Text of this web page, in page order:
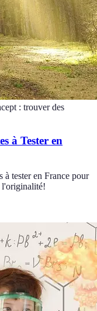
: trouver des
à Tester en
à tester en France pour
l'originalité!